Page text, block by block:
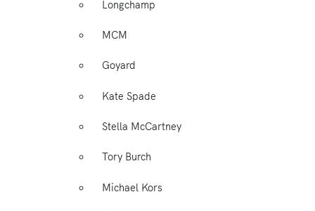
Longchamp
MCM
Goyard
Kate Spade
Stella McCartney
Tory Burch
Michael Kors